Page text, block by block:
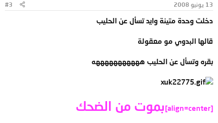
13 يونيو 2008 #3
دخلت وحدة متينة وايد تسأل عن الحليب
قالها البدوي مو معقولة
بقره وتسأل عن الحليب هههههههههههه
[align=center] بموت من الضحك